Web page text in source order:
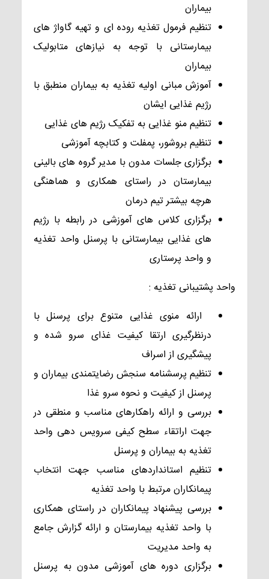
بیماران
تنظیم فرمول تغذیه روده ای و تهیه گاواژ های
بیمارستانی با توجه به نیازهای متابولیک
بیماران
آموزش مبانی اولیه تغذیه به بیماران منطبق با
رژیم غذایی ایشان
تنظیم منو غذایی به تفکیک رژیم های غذایی
تنظیم بروشور، پمفلت و کتابچه آموزشی
برگزاری جلسات مدون با مدیر گروه های بالینی
بیمارستان در راستای همکاری و هماهنگی
هرچه بیشتر تیم درمان
برگزاری کلاس های آموزشی در رابطه با رژیم
های غذایی بیمارستانی با پرسنل واحد تغذیه
و واحد پرستاری
واحد پشتیبانی تغذیه :
ارائه منوی غذایی متنوع برای پرسنل با
درنظرگیری ارتقا کیفیت غذای سرو شده و
پیشگیری از اسراف
تنظیم پرسشنامه سنجش رضایتمندی بیماران و
پرسنل از کیفیت و نحوه سرو غذا
بررسی و ارائه راهکارهای مناسب و منطقی در
جهت اراتقاء سطح کیفی سرویس دهی واحد
تغذیه به بیماران و پرسنل
تنظیم استانداردهای مناسب جهت انتخاب
پیمانکاران مرتبط با واحد تغذیه
بررسی پیشنهاد پیمانکاران در راستای همکاری
با واحد تغذیه بیمارستان و ارائه گزارش جامع
به واحد مدیریت
برگزاری دوره های آموزشی مدون به پرسنل